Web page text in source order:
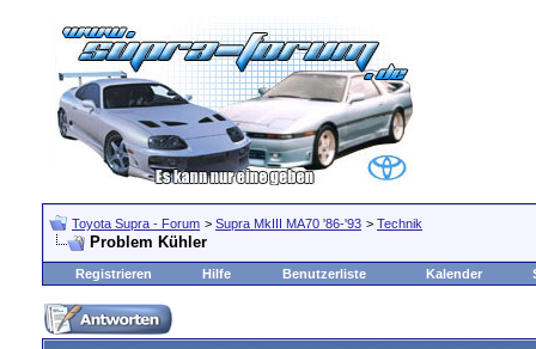
Toyota Supra - Forum > Supra MkIII MA70 '86-'93 > Technik
Problem Kühler
Registrieren Hilfe Benutzerliste Kalender